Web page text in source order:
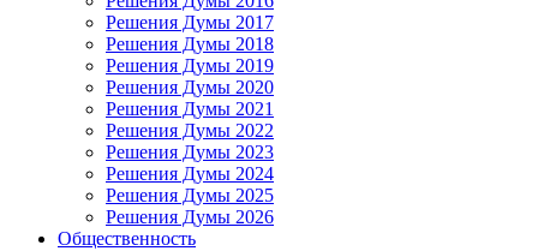
Решения Думы 2017
Решения Думы 2018
Решения Думы 2019
Решения Думы 2020
Решения Думы 2021
Решения Думы 2022
Решения Думы 2023
Решения Думы 2024
Решения Думы 2025
Решения Думы 2026
Общественность